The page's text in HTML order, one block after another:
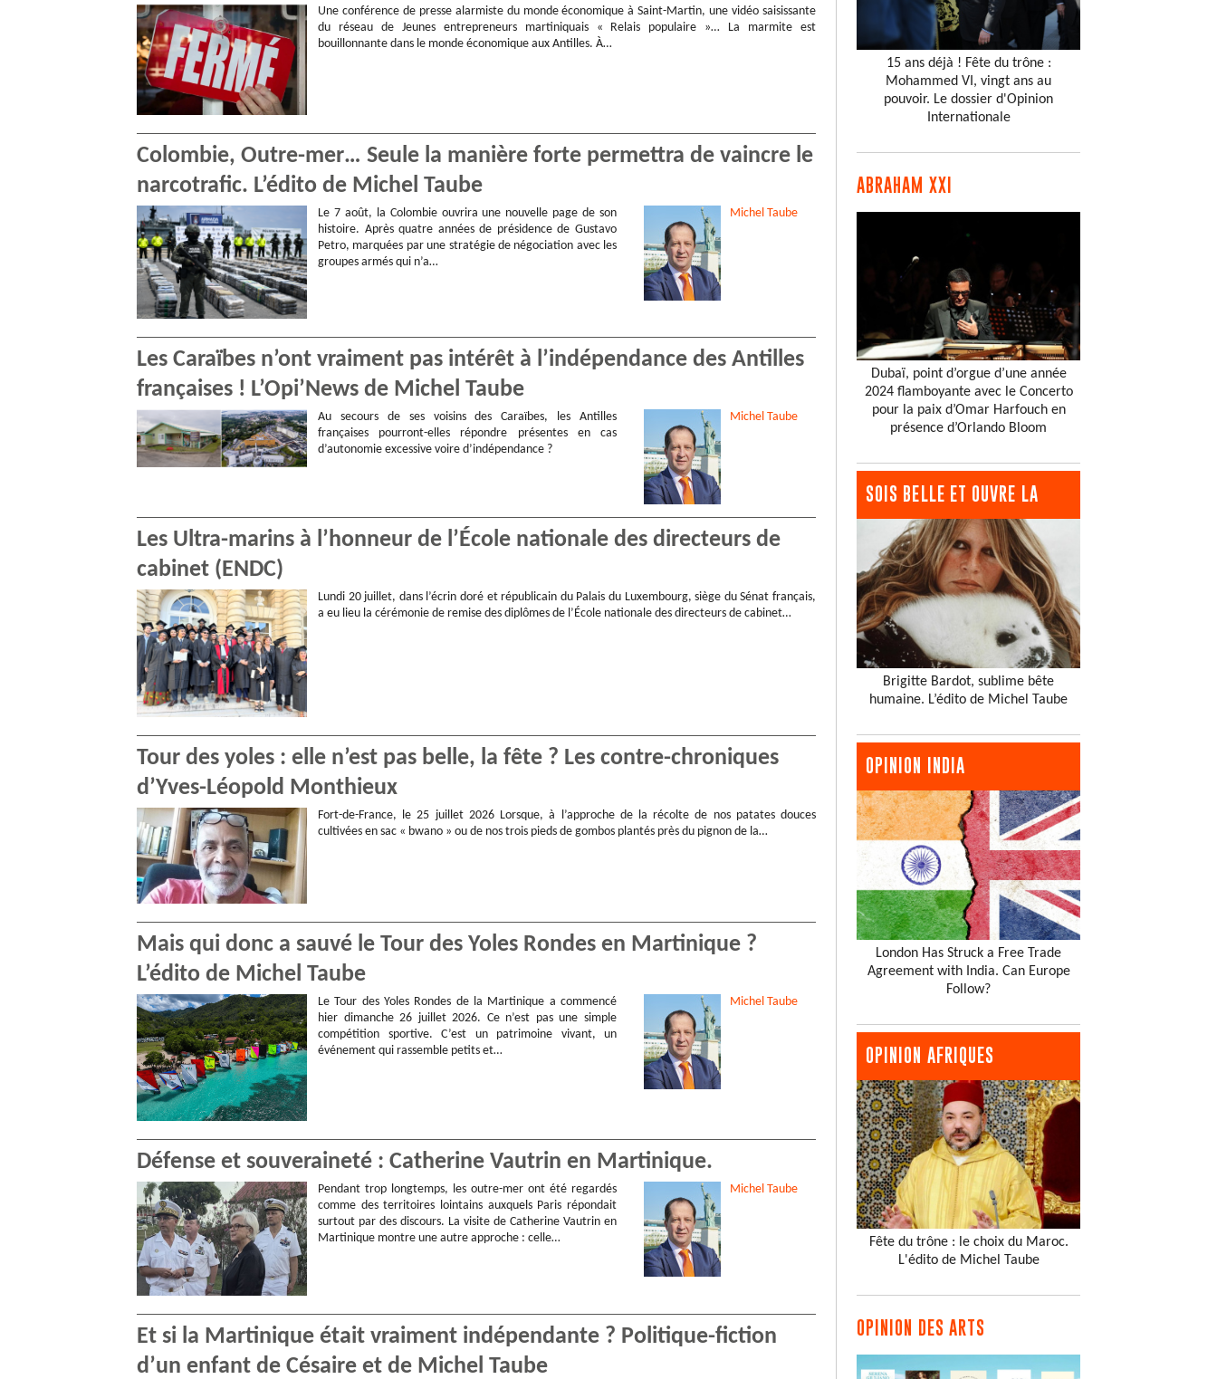
Une conférence de presse alarmiste du monde économique à Saint-Martin, une vidéo saisissante
du réseau de Jeunes entrepreneurs martiniquais « Relais populaire »… La marmite est
bouillonnante dans le monde économique aux Antilles. À…
Colombie, Outre-mer… Seule la manière forte permettra de vaincre le
narcotrafic. L’édito de Michel Taube
Le 7 août, la Colombie ouvrira une nouvelle page de son
histoire. Après quatre années de présidence de Gustavo
Petro, marquées par une stratégie de négociation avec les
groupes armés qui n’a…
Michel Taube
Les Caraïbes n’ont vraiment pas intérêt à l’indépendance des Antilles
françaises ! L’Opi’News de Michel Taube
Au secours de ses voisins des Caraïbes, les Antilles
françaises pourront-elles répondre présentes en cas
d’autonomie excessive voire d’indépendance ?
Michel Taube
Les Ultra-marins à l’honneur de l’École nationale des directeurs de
cabinet (ENDC)
Lundi 20 juillet, dans l’écrin doré et républicain du Palais du Luxembourg, siège du Sénat français,
a eu lieu la cérémonie de remise des diplômes de l’École nationale des directeurs de cabinet…
Tour des yoles : elle n’est pas belle, la fête ? Les contre-chroniques
d’Yves-Léopold Monthieux
Fort-de-France, le 25 juillet 2026 Lorsque, à l’approche de la récolte de nos patates douces
cultivées en sac « bwano » ou de nos trois pieds de gombos plantés près du pignon de la…
Mais qui donc a sauvé le Tour des Yoles Rondes en Martinique ?
L’édito de Michel Taube
Le Tour des Yoles Rondes de la Martinique a commencé
hier dimanche 26 juillet 2026. Ce n’est pas une simple
compétition sportive. C’est un patrimoine vivant, un
événement qui rassemble petits et…
Michel Taube
Défense et souveraineté : Catherine Vautrin en Martinique.
Pendant trop longtemps, les outre-mer ont été regardés
comme des territoires lointains auxquels Paris répondait
surtout par des discours. La visite de Catherine Vautrin en
Martinique montre une autre approche : celle…
Michel Taube
Et si la Martinique était vraiment indépendante ? Politique-fiction
d’un enfant de Césaire et de Michel Taube
15 ans déjà ! Fête du trône :
Mohammed VI, vingt ans au
pouvoir. Le dossier d'Opinion
Internationale
ABRAHAM XXI
Dubaï, point d’orgue d’une année
2024 flamboyante avec le Concerto
pour la paix d’Omar Harfouch en
présence d’Orlando Bloom
SOIS BELLE ET OUVRE LA
Brigitte Bardot, sublime bête
humaine. L’édito de Michel Taube
OPINION INDIA
London Has Struck a Free Trade
Agreement with India. Can Europe
Follow?
OPINION AFRIQUES
Fête du trône : le choix du Maroc.
L'édito de Michel Taube
OPINION DES ARTS